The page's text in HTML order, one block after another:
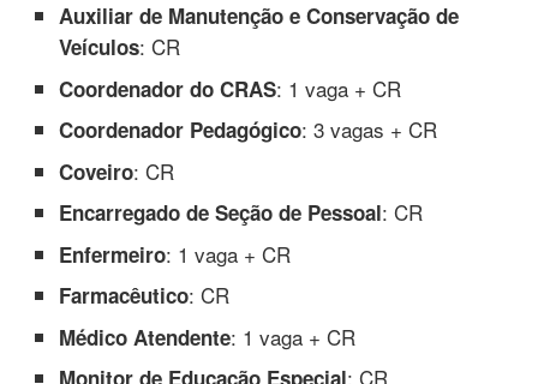
Auxiliar de Manutenção e Conservação de
Veículos: CR
Coordenador do CRAS: 1 vaga + CR
Coordenador Pedagógico: 3 vagas + CR
Coveiro: CR
Encarregado de Seção de Pessoal: CR
Enfermeiro: 1 vaga + CR
Farmacêutico: CR
Médico Atendente: 1 vaga + CR
: CR